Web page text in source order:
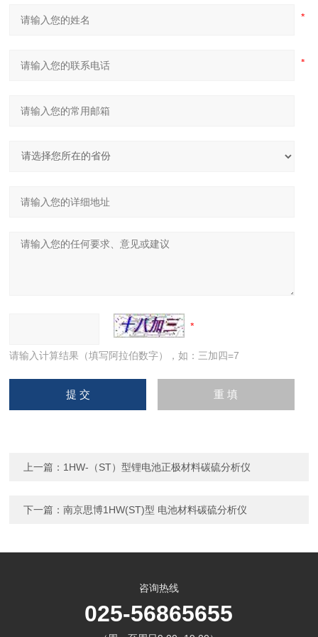
请输入计算结果（填写阿拉伯数字），如：三加四=7
上一篇： 1HW-（ST）型锂电池正极材料碳硫分析仪
下一篇：南京思博1HW(ST)型 电池材料碳硫分析仪
咨询热线
025-56865655